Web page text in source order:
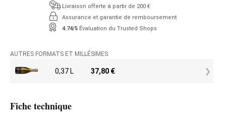
Livraison offerte à partir de 200 €
Assurance et garantie de remboursement
4.74/5 Évaluation du Trusted Shops
AUTRES FORMATS ET MILLÉSIMES
0,37 L 37,80 €
Fiche technique